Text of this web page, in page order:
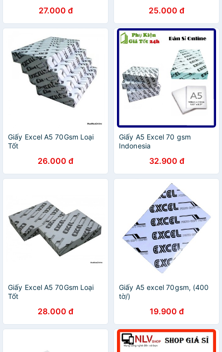
27.000 đ 25.000 đ
Giấy Excel A5 70Gsm Loại
Tốt
26.000 đ
Giấy A5 Excel 70 gsm
Indonesia
32.900 đ
Giấy Excel A5 70Gsm Loại
Tốt
28.000 đ
Giấy A5 excel 70gsm, (400
tờ/)
19.900 đ